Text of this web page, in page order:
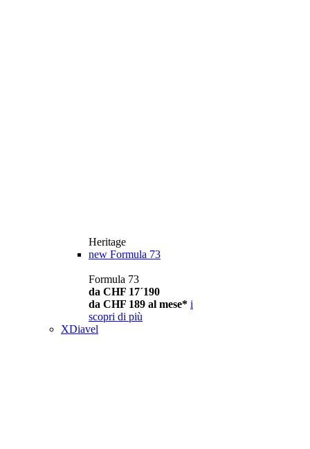
Heritage
new Formula 73
Formula 73
da CHF 17´190
da CHF 189 al mese* i
scopri di più
XDiavel